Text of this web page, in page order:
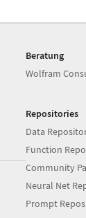
Beratung
Wolfram
Repositories
Data
Function
Community
Neural Net
Prompt